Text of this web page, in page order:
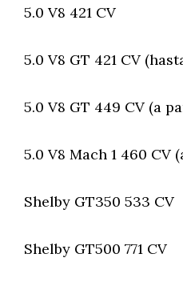
5.0 V8 421 CV
5.0 V8 GT 421 CV
5.0 V8 GT 449 CV (a
5.0 V8 Mach 1 460 CV
Shelby GT350 533 CV
Shelby GT500 771 CV